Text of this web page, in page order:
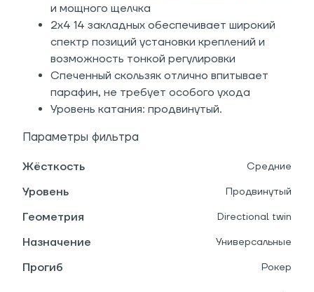
и мощного щелчка
2х4 14 закладных обеспечивает широкий
спектр позиций установки креплений и
возможность тонкой регулировки
Спеченный скользяк отлично впитывает
парафин, не требует особого ухода
Уровень катания: продвинутый.
Параметры фильтра
Жёсткость Средние
Уровень Продвинутый
Геометрия Directional twin
Назначение Универсальные
Прогиб Рокер